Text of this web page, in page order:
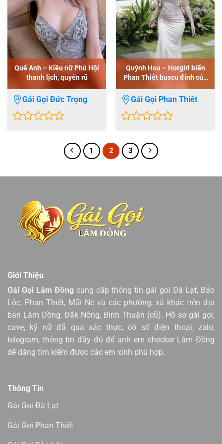
Quế Anh – Kiều nữ Phú Hội
thanh lịch, quyến rũ
Gái Gọi Đức Trọng
Quỳnh Hoa – Hotgirl biển
Phan Thiết buscu đỉnh của
chớp
Gái Gọi Phan Thiết
out
of
5
1 2 3
Giới Thiệu
Gái Gọi Lâm Đồng cung cấp thông tin gái goi Đà Lạt, Bảo
Lộc, Phan Thiết, Mũi Né và các phường, xã khác trên địa
bàn Lâm Đồng, Đắk Nông, Bình Thuận (cũ). Hồ sơ gái gọi,
cave, kỹ nữ đã qua xác thực, có số điện thoại, zalo,
telegram, thông tin đầy đủ để anh em checker Lâm Đồng
dễ dàng tìm kiếm được các em xinh phù hợp.
Thông Tin
Gái Gọi Đà Lạt
Gái Gọi Phan Thiết